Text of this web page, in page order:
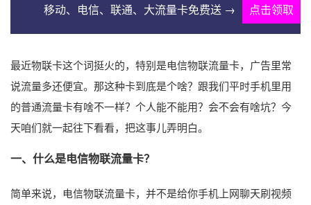
移动、电信、联通、大流量卡免费送 → 点击领取
最近物联卡这个词挺火的，特别是电信物联流量卡，广告里常
说流量多还便宜。那这种卡到底是个啥？跟我们平时手机里用
的普通流量卡有啥不一样？个人能不能用？会不会有啥坑？今
天咱们就一起往下看看，把这事儿弄明白。
一、什么是电信物联流量卡？
简单来说，电信物联流量卡，并不是给你手机上网聊天刷视频